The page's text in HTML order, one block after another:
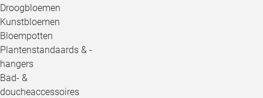
Droogbloemen
Kunstbloemen
Bloempotten
Plantenstandaards & -
hangers
Bad- &
doucheaccessoires